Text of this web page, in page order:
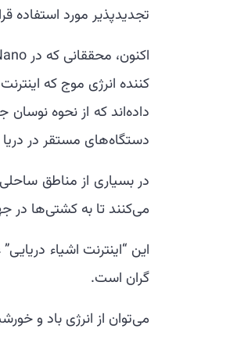
تجدیدپذیر مورد استفاده
کننده انرژی موج که
داده‌اند که از نحوه
دستگاه‌های مستقر در دریا
در بسیاری از مناطق
می‌کنند تا به کشتی‌ها در
این “اینترنت اشیاء
گران است.
می‌توان از انرژی باد و